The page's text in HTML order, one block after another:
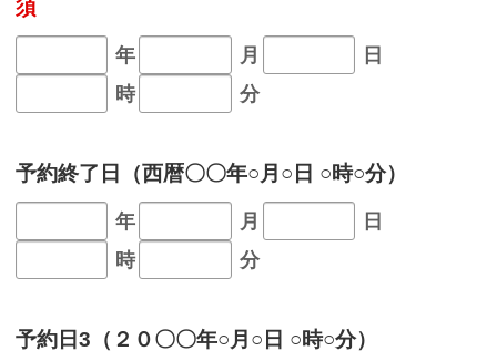
年 月
日
時
分
予約終了日（西暦〇〇年○月○日 ○時○分）
年 月
日
時
分
予約日3（２０〇〇年○月○日 ○時○分）